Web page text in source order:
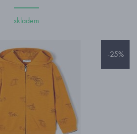
skladem
-25%